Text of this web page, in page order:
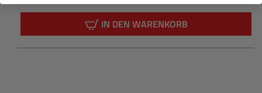
IN DEN WARENKORB